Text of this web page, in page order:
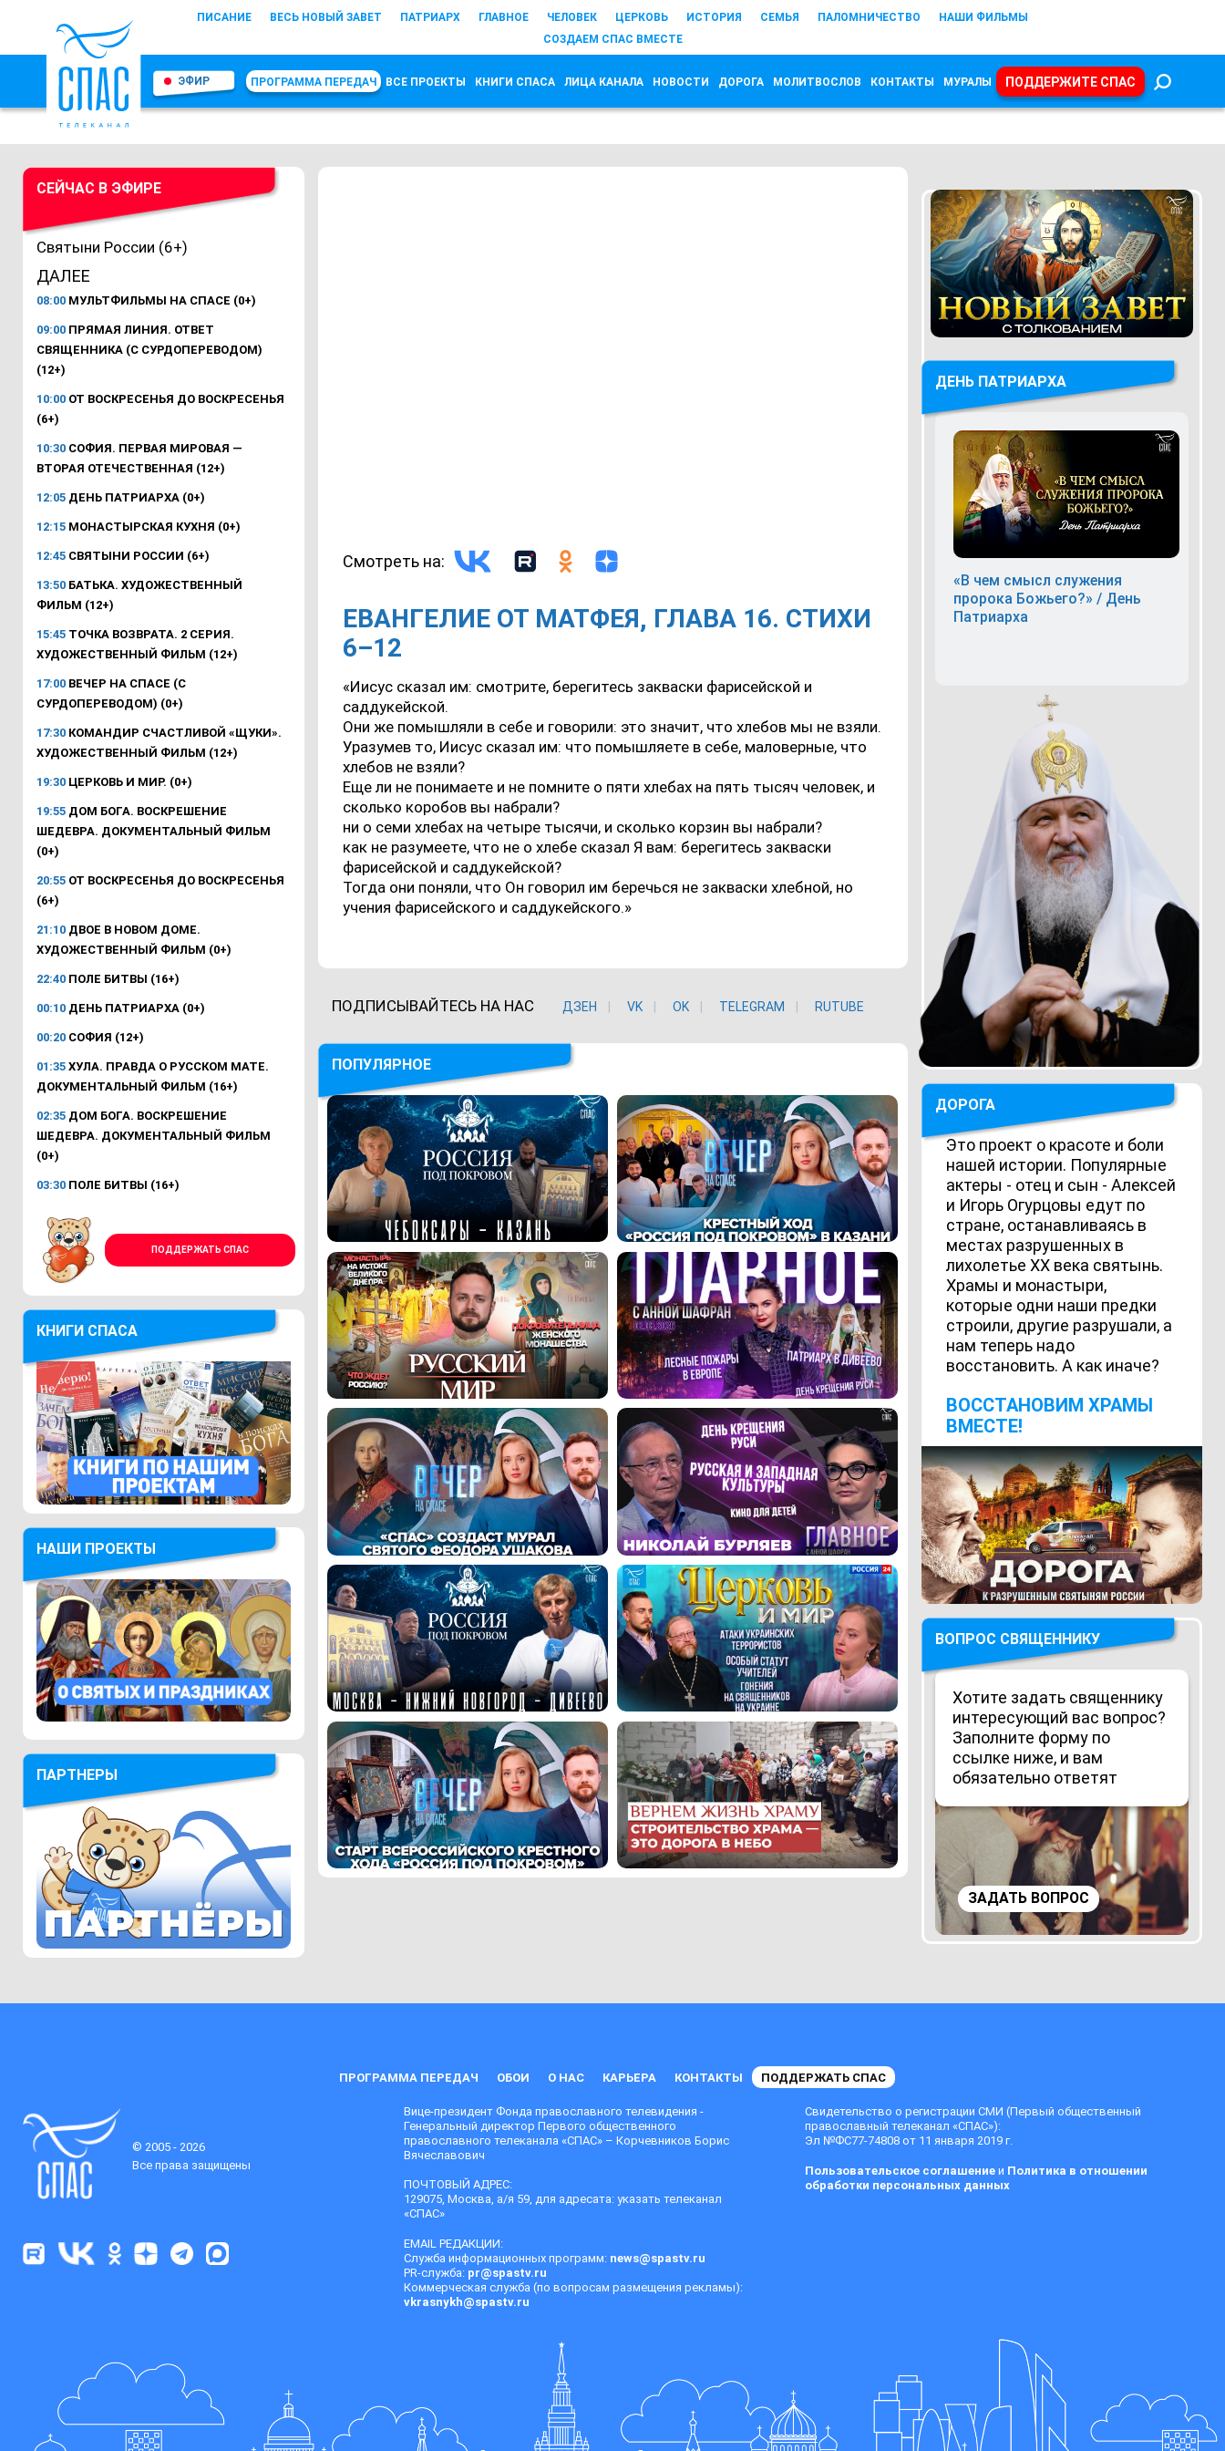
ПИСАНИЕ ВЕСЬ НОВЫЙ ЗАВЕТ ПАТРИАРХ ГЛАВНОЕ ЧЕЛОВЕК ЦЕРКОВЬ ИСТОРИЯ СЕМЬЯ ПАЛОМНИЧЕСТВО
НАШИ ФИЛЬМЫ
СОЗДАЕМ СПАС ВМЕСТЕ
ЭФИР ПРОГРАММА ПЕРЕДАЧ ВСЕ ПРОЕКТЫ КНИГИ СПАСА ЛИЦА КАНАЛА НОВОСТИ ДОРОГА МОЛИТВОСЛОВ КОНТАКТЫ МУРАЛЫ ПОДДЕРЖИТЕ СПАС
СЕЙЧАС В ЭФИРЕ
Святыни России (6+)
ДАЛЕЕ
08:00 МУЛЬТФИЛЬМЫ НА СПАСЕ (0+)
09:00 ПРЯМАЯ ЛИНИЯ. ОТВЕТ
СВЯЩЕННИКА (С СУРДОПЕРЕВОДОМ)
(12+)
10:00 ОТ ВОСКРЕСЕНЬЯ ДО ВОСКРЕСЕНЬЯ
(6+)
10:30 СОФИЯ. ПЕРВАЯ МИРОВАЯ —
ВТОРАЯ ОТЕЧЕСТВЕННАЯ (12+)
12:05 ДЕНЬ ПАТРИАРХА (0+)
12:15 МОНАСТЫРСКАЯ КУХНЯ (0+)
12:45 СВЯТЫНИ РОССИИ (6+)
13:50 БАТЬКА. ХУДОЖЕСТВЕННЫЙ
ФИЛЬМ (12+)
15:45 ТОЧКА ВОЗВРАТА. 2 СЕРИЯ.
ХУДОЖЕСТВЕННЫЙ ФИЛЬМ (12+)
17:00 ВЕЧЕР НА СПАСЕ (С
СУРДОПЕРЕВОДОМ) (0+)
17:30 КОМАНДИР СЧАСТЛИВОЙ «ЩУКИ».
ХУДОЖЕСТВЕННЫЙ ФИЛЬМ (12+)
19:30 ЦЕРКОВЬ И МИР. (0+)
19:55 ДОМ БОГА. ВОСКРЕШЕНИЕ
ШЕДЕВРА. ДОКУМЕНТАЛЬНЫЙ ФИЛЬМ
(0+)
20:55 ОТ ВОСКРЕСЕНЬЯ ДО ВОСКРЕСЕНЬЯ
(6+)
21:10 ДВОЕ В НОВОМ ДОМЕ.
ХУДОЖЕСТВЕННЫЙ ФИЛЬМ (0+)
22:40 ПОЛЕ БИТВЫ (16+)
00:10 ДЕНЬ ПАТРИАРХА (0+)
00:20 СОФИЯ (12+)
01:35 ХУЛА. ПРАВДА О РУССКОМ МАТЕ.
ДОКУМЕНТАЛЬНЫЙ ФИЛЬМ (16+)
02:35 ДОМ БОГА. ВОСКРЕШЕНИЕ
ШЕДЕВРА. ДОКУМЕНТАЛЬНЫЙ ФИЛЬМ
(0+)
03:30 ПОЛЕ БИТВЫ (16+)
ПОДДЕРЖАТЬ СПАС
КНИГИ СПАСА
НАШИ ПРОЕКТЫ
ПАРТНЕРЫ
Смотреть на:
ЕВАНГЕЛИЕ ОТ МАТФЕЯ, ГЛАВА 16. СТИХИ
6–12
«Иисус сказал им: смотрите, берегитесь закваски фарисейской и
саддукейской.
Они же помышляли в себе и говорили: это значит, что хлебов мы не взяли.
Уразумев то, Иисус сказал им: что помышляете в себе, маловерные, что
хлебов не взяли?
Еще ли не понимаете и не помните о пяти хлебах на пять тысяч человек, и
сколько коробов вы набрали?
ни о семи хлебах на четыре тысячи, и сколько корзин вы набрали?
как не разумеете, что не о хлебе сказал Я вам: берегитесь закваски
фарисейской и саддукейской?
Тогда они поняли, что Он говорил им беречься не закваски хлебной, но
учения фарисейского и саддукейского.»
ПОДПИСЫВАЙТЕСЬ НА НАС ДЗЕН VK ОK TELEGRAM RUTUBE
ПОПУЛЯРНОЕ
ДЕНЬ ПАТРИАРХА
«В чем смысл служения
пророка Божьего?» / День
Патриарха
ДОРОГА
Это проект о красоте и боли
нашей истории. Популярные
актеры - отец и сын - Алексей
и Игорь Огурцовы едут по
стране, останавливаясь в
местах разрушенных в
лихолетье ХХ века святынь.
Храмы и монастыри,
которые одни наши предки
строили, другие разрушали, а
нам теперь надо
восстановить. А как иначе?
ВОCСТАНОВИМ ХРАМЫ
ВМЕСТЕ!
ВОПРОС СВЯЩЕННИКУ
Хотите задать священнику
интересующий вас вопрос?
Заполните форму по
ссылке ниже, и вам
обязательно ответят
ЗАДАТЬ ВОПРОС
ПРОГРАММА ПЕРЕДАЧ ОБОИ О НАС КАРЬЕРА КОНТАКТЫ ПОДДЕРЖАТЬ СПАС
© 2005 - 2026
Все права защищены
Вице-президент Фонда православного телевидения -
Генеральный директор Первого общественного
православного телеканала «СПАС» – Корчевников Борис
Вячеславович
ПОЧТОВЫЙ АДРЕС:
129075, Москва, а/я 59, для адресата: указать телеканал
«СПАС»
EMAIL РЕДАКЦИИ:
Служба информационных программ: news@spastv.ru
PR-служба: pr@spastv.ru
Коммерческая служба (по вопросам размещения рекламы):
vkrasnykh@spastv.ru
Свидетельство о регистрации СМИ (Первый общественный
православный телеканал «СПАС»):
Эл №ФС77-74808 от 11 января 2019 г.
Пользовательское соглашениеи Политика в отношении
обработки персональных данных